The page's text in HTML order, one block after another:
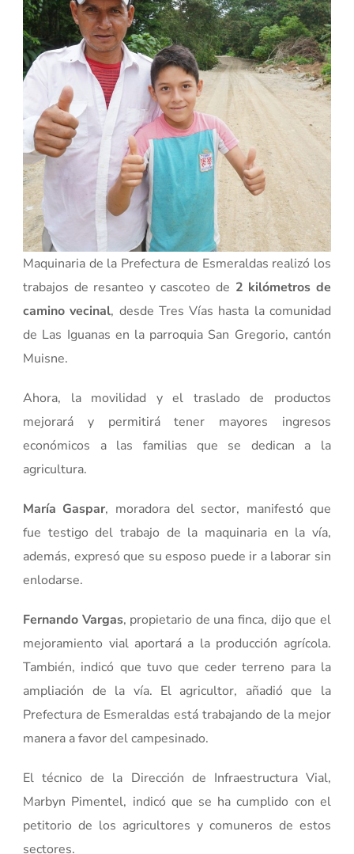
Maquinaria de la Prefectura de Esmeraldas realizó los
trabajos de resanteo y cascoteo de 2 kilómetros de
camino vecinal, desde Tres Vías hasta la comunidad
de Las Iguanas en la parroquia San Gregorio, cantón
Muisne.
Ahora, la movilidad y el traslado de productos
mejorará y permitirá tener mayores ingresos
económicos a las familias que se dedican a la
agricultura.
María Gaspar, moradora del sector, manifestó que
fue testigo del trabajo de la maquinaria en la vía,
además, expresó que su esposo puede ir a laborar sin
enlodarse.
Fernando Vargas, propietario de una finca, dijo que el
mejoramiento vial aportará a la producción agrícola.
También, indicó que tuvo que ceder terreno para la
ampliación de la vía. El agricultor, añadió que la
Prefectura de Esmeraldas está trabajando de la mejor
manera a favor del campesinado.
El técnico de la Dirección de Infraestructura Vial,
Marbyn Pimentel, indicó que se ha cumplido con el
petitorio de los agricultores y comuneros de estos
sectores.